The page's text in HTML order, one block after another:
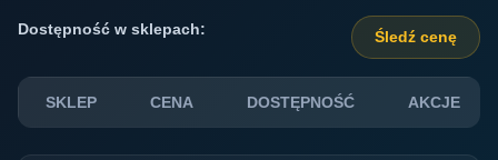
Dostępność w sklepach: Śledź cenę
SKLEP CENA DOSTĘPNOŚĆ AKCJE